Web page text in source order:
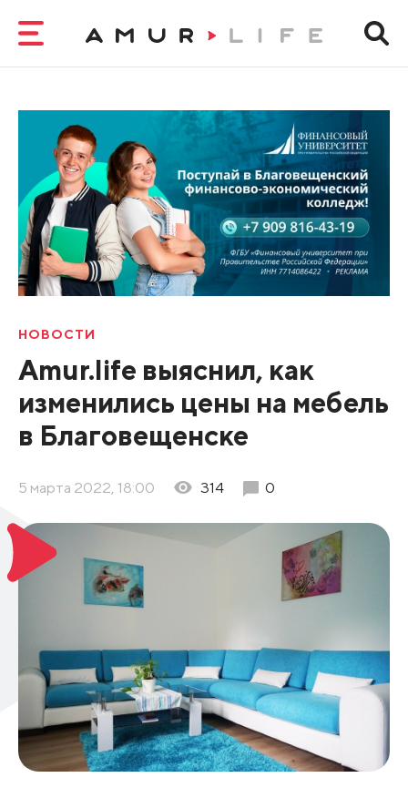
НОВОСТИ
Amur.life выяснил, как
изменились цены на мебель
в Благовещенске
5 марта 2022, 18:00 314 0